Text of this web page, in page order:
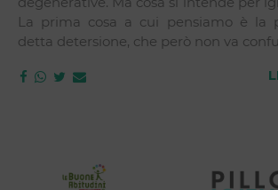
La prima cosa a cui pensiamo è la
detta detersione, che però non va